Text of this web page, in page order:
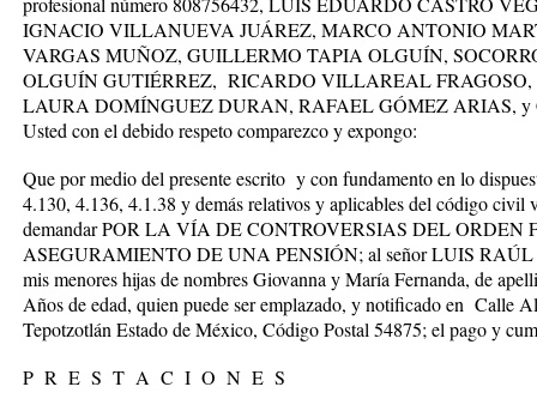
IGNACIO VILLANUEVA JUÁREZ, MARCO ANTONIO
VARGAS MUÑOZ, GUILLERMO TAPIA OLGUÍN,
OLGUÍN GUTIÉRREZ, RICARDO VILLAREAL
LAURA DOMÍNGUEZ DURAN, RAFAEL GÓMEZ ARIAS,
Usted con el debido respeto comparezco y expongo:
Que por medio del presente escrito y con fundamento en lo
4.130, 4.136, 4.1.38 y demás relativos y aplicables del código civil
demandar POR LA VÍA DE CONTROVERSIAS DEL
ASEGURAMIENTO DE UNA PENSIÓN; al señorLUIS
mis menores hijas de nombres Giovanna y María Fernanda, de
Años de edad, quien puede ser emplazado, y notificado en Calle
Tepotzotlán Estado de México, Código Postal 54875; el pago y
P R E S T A C I O N E S